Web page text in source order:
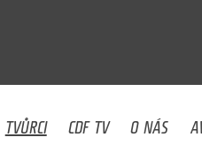
TVŮRCI CDF TV O NÁS